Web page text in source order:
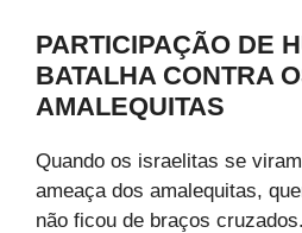
PARTICIPAÇÃO DE
BATALHA CONTRA
AMALEQUITAS
Quando os israelitas se
ameaça dos amalequitas,
não ficou de braços